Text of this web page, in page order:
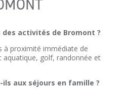
activités de Bromont ?
à proximité immédiate de
aquatique, golf, randonnée et
aux séjours en famille ?